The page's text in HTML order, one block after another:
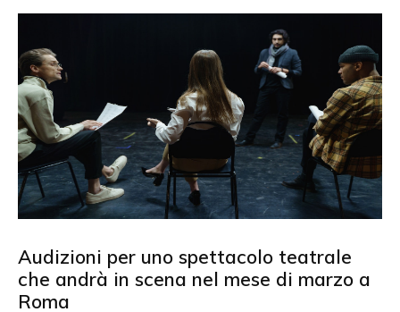
Audizioni per uno spettacolo teatrale
che andrà in scena nel mese di marzo a
Roma